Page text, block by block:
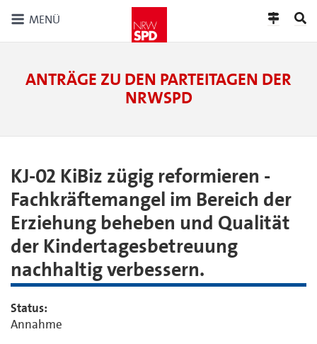
MENÜ
ANTRÄGE ZU DEN PARTEITAGEN DER
NRWSPD
KJ-02 KiBiz zügig reformieren -
Fachkräftemangel im Bereich der
Erziehung beheben und Qualität
der Kindertagesbetreuung
nachhaltig verbessern.
Status:
Annahme